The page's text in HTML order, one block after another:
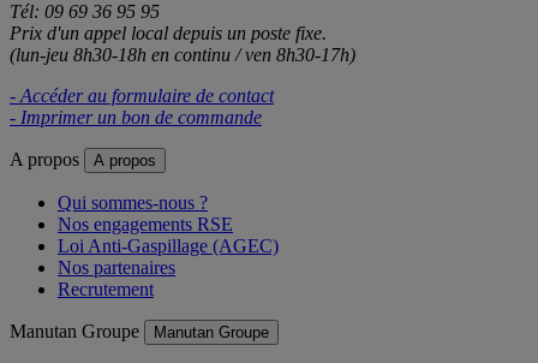
Tél: 09 69 36 95 95
Prix d'un appel local depuis un poste fixe.
(lun-jeu 8h30-18h en continu / ven 8h30-17h)
- Accéder au formulaire de contact
- Imprimer un bon de commande
A propos A propos
Qui sommes-nous ?
Nos engagements RSE
Loi Anti-Gaspillage (AGEC)
Nos partenaires
Recrutement
Manutan Groupe Manutan Groupe